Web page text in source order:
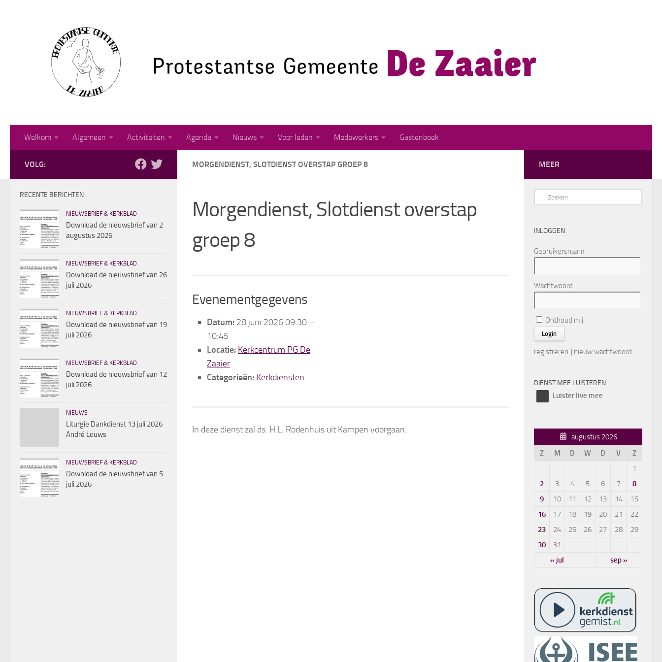
Welkom Algemeen Activiteiten Agenda Nieuws Voor leden Medewerkers Gastenboek
MORGENDIENST, SLOTDIENST OVERSTAP GROEP 8
Morgendienst, Slotdienst overstap
groep 8
Evenementgegevens
Datum: 28 juni 2026 09:30 –
10:45
Locatie: Kerkcentrum PG De
Zaaier
Categorieën: Kerkdiensten
In deze dienst zal ds. H.L. Rodenhuis uit Kampen voorgaan.
VOLG:
RECENTE BERICHTEN
NIEUWSBRIEF & KERKBLAD
Download de nieuwsbrief van 2
augustus 2026
NIEUWSBRIEF & KERKBLAD
Download de nieuwsbrief van 26
juli 2026
NIEUWSBRIEF & KERKBLAD
Download de nieuwsbrief van 19
juli 2026
NIEUWSBRIEF & KERKBLAD
Download de nieuwsbrief van 12
juli 2026
NIEUWS
Liturgie Dankdienst 13 juli 2026
André Louws
NIEUWSBRIEF & KERKBLAD
Download de nieuwsbrief van 5
juli 2026
MEER
INLOGGEN
Gebruikersnaam
Wachtwoord
Onthoud mij
registreren | nieuw wachtwoord
DIENST MEE LUISTEREN
Luister live mee
augustus 2026
Z
M D W D V
Z
1
2
3 4 5 6 7
8
9
10 11 12 13 14
15
16
17 18 19 20 21
22
23
24 25 26 27 28
29
30
31
« jul
sep »